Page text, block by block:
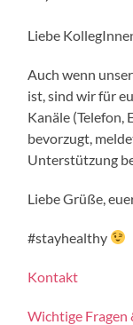
Liebe
Auch wenn
ist, sind wir für
Kanäle (Telefon,
bevorzugt,
Unterstützung
Liebe Grüße,
#stayhealthy
Kontakt
Wichtige